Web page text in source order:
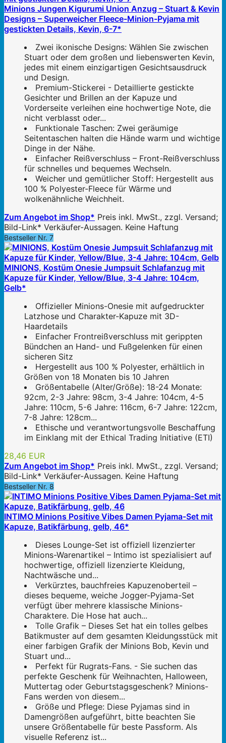
Minions Jungen Kigurumi Union Anzug – Stuart & Kevin
Designs – Superweicher Fleece-Minion-Pyjama mit
gestickten Details, Kevin, 6-7*
Zwei ikonische Designs: Wählen Sie zwischen
Stuart oder dem großen und liebenswerten Kevin,
jedes mit einem einzigartigen Gesichtsausdruck
und Design.
Premium-Stickerei - Detaillierte gestickte
Gesichter und Brillen an der Kapuze und
Vorderseite verleihen eine hochwertige Note, die
nicht verblasst oder...
Funktionale Taschen: Zwei geräumige
Seitentaschen halten die Hände warm und wichtige
Dinge in der Nähe.
Einfacher Reißverschluss – Front-Reißverschluss
für schnelles und bequemes Wechseln.
Weicher und gemütlicher Stoff: Hergestellt aus
100 % Polyester-Fleece für Wärme und
wolkenähnliche Weichheit.
Zum Angebot im Shop* Preis inkl. MwSt., zzgl. Versand;
Bild-Link* Verkäufer-Aussagen. Keine Haftung
Bestseller Nr. 7
MINIONS, Kostüm Onesie Jumpsuit Schlafanzug mit
Kapuze für Kinder, Yellow/Blue, 3-4 Jahre: 104cm,
Gelb*
Offizieller Minions-Onesie mit aufgedruckter
Latzhose und Charakter-Kapuze mit 3D-
Haardetails
Einfacher Frontreißverschluss mit gerippten
Bündchen an Hand- und Fußgelenken für einen
sicheren Sitz
Hergestellt aus 100 % Polyester, erhältlich in
Größen von 18 Monaten bis 10 Jahren
Größentabelle (Alter/Größe): 18-24 Monate:
92cm, 2-3 Jahre: 98cm, 3-4 Jahre: 104cm, 4-5
Jahre: 110cm, 5-6 Jahre: 116cm, 6-7 Jahre: 122cm,
7-8 Jahre: 128cm...
Ethische und verantwortungsvolle Beschaffung
im Einklang mit der Ethical Trading Initiative (ETI)
28,46 EUR
Zum Angebot im Shop* Preis inkl. MwSt., zzgl. Versand;
Bild-Link* Verkäufer-Aussagen. Keine Haftung
Bestseller Nr. 8
INTIMO Minions Positive Vibes Damen Pyjama-Set mit
Kapuze, Batikfärbung, gelb, 46*
Dieses Lounge-Set ist offiziell lizenzierter
Minions-Warenartikel – Intimo ist spezialisiert auf
hochwertige, offiziell lizenzierte Kleidung,
Nachtwäsche und...
Verkürztes, bauchfreies Kapuzenoberteil –
dieses bequeme, weiche Jogger-Pyjama-Set
verfügt über mehrere klassische Minions-
Charaktere. Die Hose hat auch...
Tolle Grafik – Dieses Set hat ein tolles gelbes
Batikmuster auf dem gesamten Kleidungsstück mit
einer farbigen Grafik der Minions Bob, Kevin und
Stuart und...
Perfekt für Rugrats-Fans. - Sie suchen das
perfekte Geschenk für Weihnachten, Halloween,
Muttertag oder Geburtstagsgeschenk? Minions-
Fans werden von diesem...
Größe und Pflege: Diese Pyjamas sind in
Damengrößen aufgeführt, bitte beachten Sie
unsere Größentabelle für beste Passform. Als
visuelle Referenz ist...